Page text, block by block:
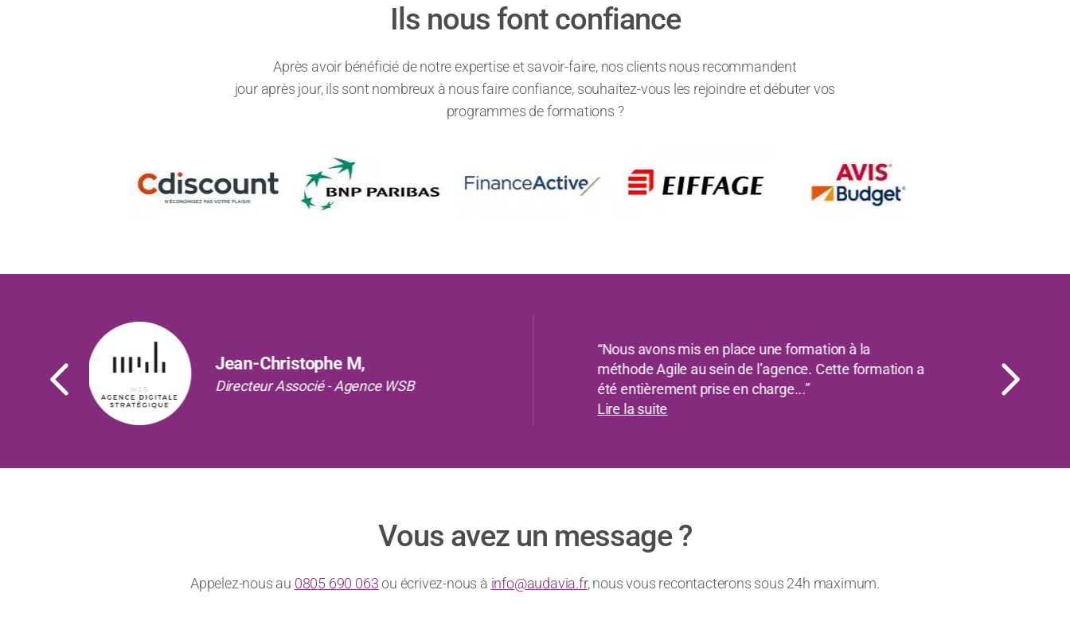
Ils nous font confiance
Après avoir bénéficié de notre expertise et savoir-faire, nos clients nous recommandent
jour après jour, ils sont nombreux à nous faire confiance, souhaitez-vous les rejoindre et débuter vos
programmes de formations ?
Head of HR Operations - TEADS
depuis 2012 ! Une relation de confiance s’est
instaurée dès la mise en place d...”
Précédent Suivant